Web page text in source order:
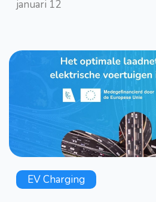
januari 12
EV Charging